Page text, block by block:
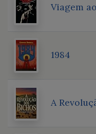
Viagem
1984
A